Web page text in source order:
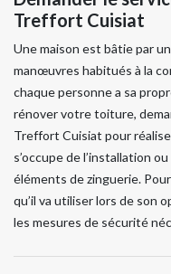
Treffort Cuisiat
Une maison est bâtie par
manœuvres habitués à la
chaque personne a sa
rénover votre toiture,
Treffort Cuisiat pour
s’occupe de l’installation
éléments de zinguerie.
qu’il va utiliser lors de son
les mesures de sécurité